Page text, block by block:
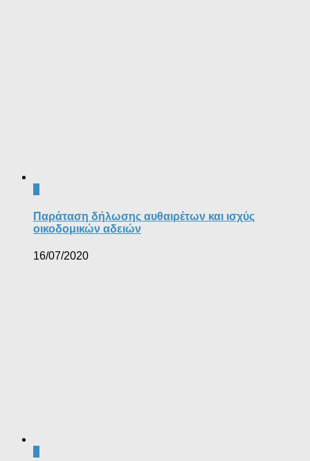
Παράταση δήλωσης αυθαιρέτων και ισχύς
οικοδομικών αδειών
16/07/2020